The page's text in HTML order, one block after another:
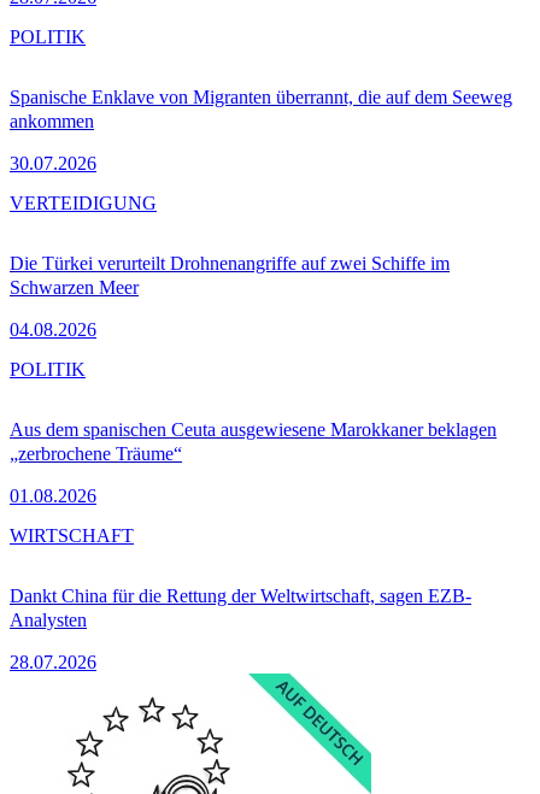
Spanische Enklave von Migranten überrannt, die auf dem Seeweg
ankommen
30.07.2026
POLITIK
Die Türkei verurteilt Drohnenangriffe auf zwei Schiffe im
Schwarzen Meer
04.08.2026
VERTEIDIGUNG
Aus dem spanischen Ceuta ausgewiesene Marokkaner beklagen
„zerbrochene Träume“
01.08.2026
POLITIK
Dankt China für die Rettung der Weltwirtschaft, sagen EZB-
Analysten
28.07.2026
WIRTSCHAFT